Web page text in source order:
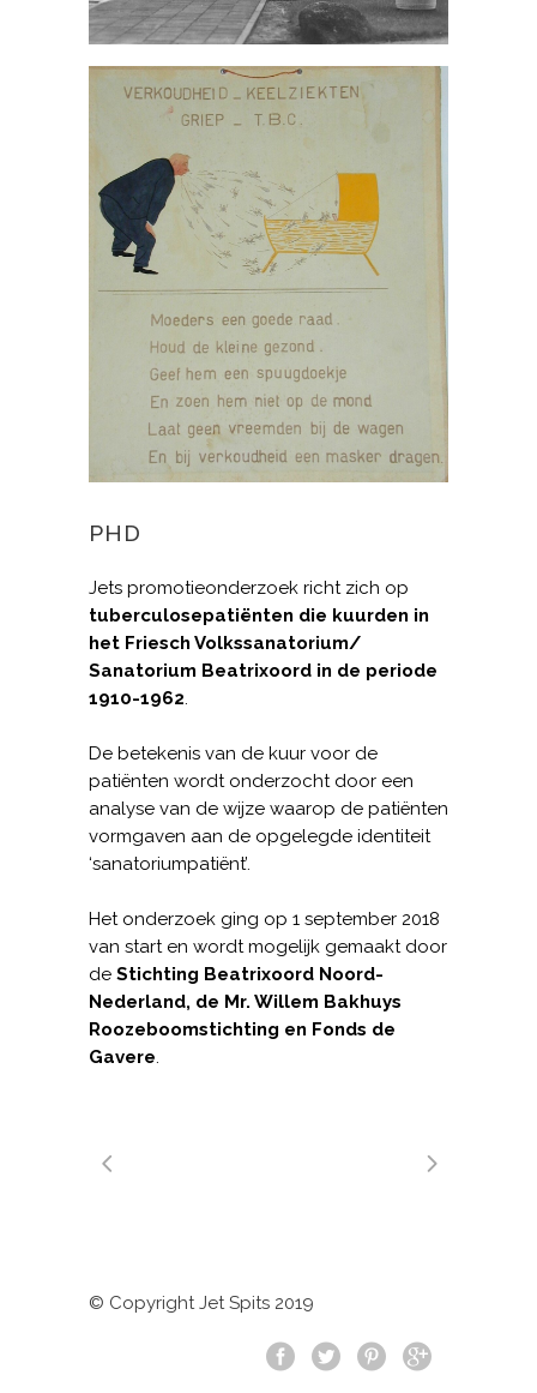
PHD
Jets promotieonderzoek richt zich op
tuberculosepatiënten die kuurden in
het Friesch Volkssanatorium/
Sanatorium Beatrixoord in de periode
1910-1962.
De betekenis van de kuur voor de
patiënten wordt onderzocht door een
analyse van de wijze waarop de patiënten
vormgaven aan de opgelegde identiteit
‘sanatoriumpatiënt’.
Het onderzoek ging op 1 september 2018
van start en wordt mogelijk gemaakt door
de Stichting Beatrixoord Noord-
Nederland, de Mr. Willem Bakhuys
Roozeboomstichting en Fonds de
Gavere.
© Copyright Jet Spits 2019